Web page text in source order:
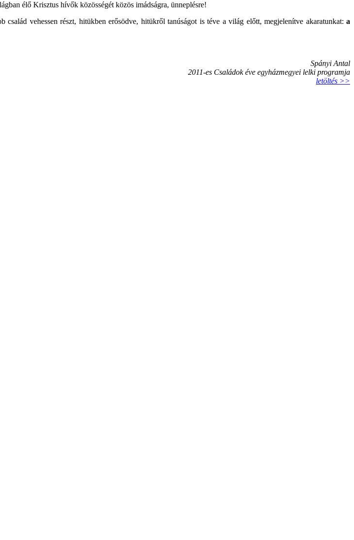
élő Krisztus hívők közösségét közös imádságra, ünneplésre!
család vehessen részt, hitükben erősödve, hitükről tanúságot is téve a világ előtt, megjelenítve akaratunkat: a
Spányi Antal
2011-es Családok éve egyházmegyei lelki programja
letöltés >>